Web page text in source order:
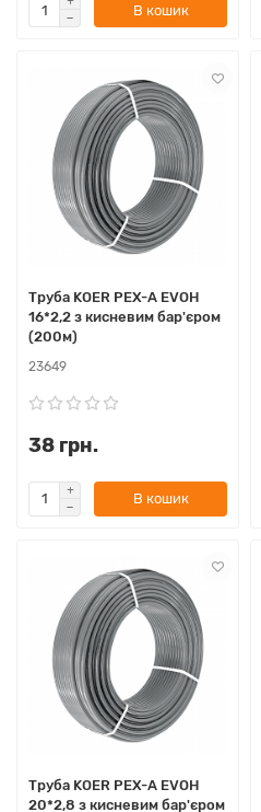
В кошик
Труба KOER PEX-A EVOH
16*2,2 з кисневим бар'єром
(200м)
23649
38 грн.
В кошик
Труба KOER PEX-A EVOH
20*2,8 з кисневим бар'єром